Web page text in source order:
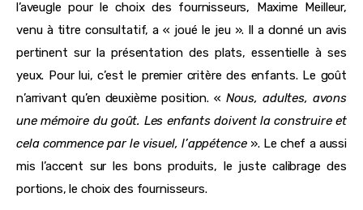
l’aveugle pour le choix des fournisseurs, Maxime Meilleur,
venu à titre consultatif, a « joué le jeu ». Il a donné un avis
pertinent sur la présentation des plats, essentielle à ses
yeux. Pour lui, c’est le premier critère des enfants. Le goût
n’arrivant qu’en deuxième position. « Nous, adultes, avons
une mémoire du goût. Les enfants doivent la construire et
cela commence par le visuel, l’appétence ». Le chef a aussi
mis l’accent sur les bons produits, le juste calibrage des
portions, le choix des fournisseurs.